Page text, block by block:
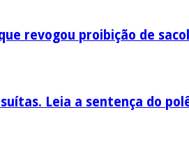
revogou proibição de
Leia a sentença do